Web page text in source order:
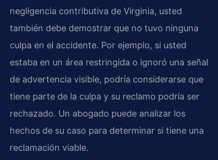
negligencia contributiva de Virginia, usted
también debe demostrar que no tuvo ninguna
culpa en el accidente. Por ejemplo, si usted
estaba en un área restringida o ignoró una señal
de advertencia visible, podría considerarse que
tiene parte de la culpa y su reclamo podría ser
rechazado. Un abogado puede analizar los
hechos de su caso para determinar si tiene una
reclamación viable.